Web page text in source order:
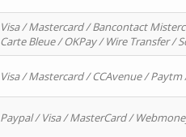
Visa / Mastercard / Bancontact
Carte Bleue / OKPay / Wire Transfer /
Visa / Mastercard / CCAvenue /
Paypal / Visa / MasterCard /